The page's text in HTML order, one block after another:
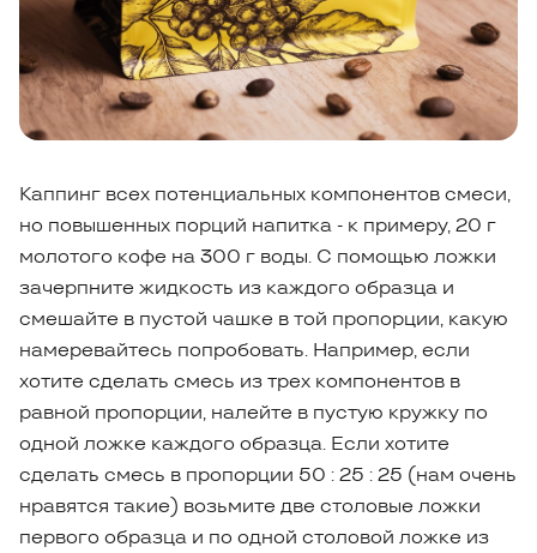
Каппинг всех потенциальных компонентов смеси,
но повышенных порций напитка - к примеру, 20 г
молотого кофе на 300 г воды. С помощью ложки
зачерпните жидкость из каждого образца и
смешайте в пустой чашке в той пропорции, какую
намеревайтесь попробовать. Например, если
хотите сделать смесь из трех компонентов в
равной пропорции, налейте в пустую кружку по
одной ложке каждого образца. Если хотите
сделать смесь в пропорции 50 : 25 : 25 (нам очень
нравятся такие) возьмите две столовые ложки
первого образца и по одной столовой ложке из